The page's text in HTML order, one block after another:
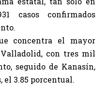
casos confirmados
concentra el mayor
con tres mil
seguido de Kanasín,
el 3.85 porcentual.